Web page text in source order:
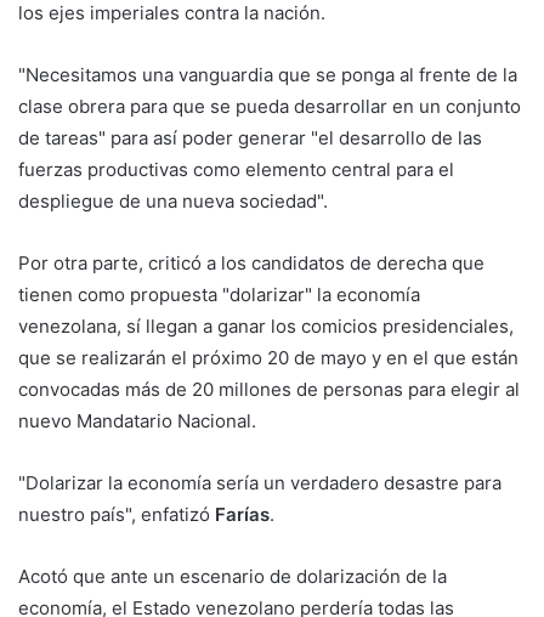
los ejes imperiales contra la nación.
"Necesitamos una vanguardia que se ponga al frente de la
clase obrera para que se pueda desarrollar en un conjunto
de tareas" para así poder generar "el desarrollo de las
fuerzas productivas como elemento central para el
despliegue de una nueva sociedad".
Por otra parte, criticó a los candidatos de derecha que
tienen como propuesta "dolarizar" la economía
venezolana, sí llegan a ganar los comicios presidenciales,
que se realizarán el próximo 20 de mayo y en el que están
convocadas más de 20 millones de personas para elegir al
nuevo Mandatario Nacional.
"Dolarizar la economía sería un verdadero desastre para
nuestro país", enfatizó Farías.
Acotó que ante un escenario de dolarización de la
economía, el Estado venezolano perdería todas las